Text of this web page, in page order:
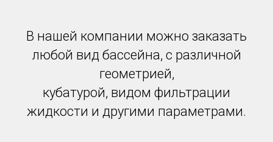
В нашей компании можно заказать
любой вид бассейна, с различной
геометрией,
кубатурой, видом фильтрации
жидкости и другими параметрами.